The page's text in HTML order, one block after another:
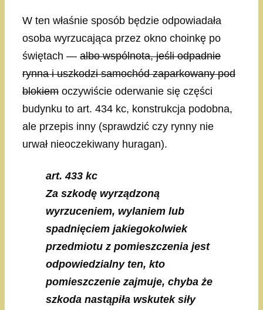
W ten właśnie sposób będzie odpowiadała
osoba wyrzucająca przez okno choinkę po
świętach — albo wspólnota, jeśli odpadnie
rynna i uszkodzi samochód zaparkowany pod
blokiem oczywiście oderwanie się części
budynku to art. 434 kc, konstrukcja podobna,
ale przepis inny (sprawdzić czy rynny nie
urwał nieoczekiwany huragan).
art. 433 kc
Za szkodę wyrządzoną
wyrzuceniem, wylaniem lub
spadnięciem jakiegokolwiek
przedmiotu z pomieszczenia jest
odpowiedzialny ten, kto
pomieszczenie zajmuje, chyba że
szkoda nastąpiła wskutek siły